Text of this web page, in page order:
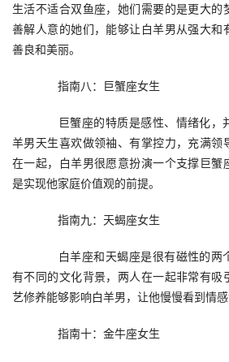
生活不适合双鱼座，她们需要的是更大的
善解人意的她们，能够让白羊男从强大和
善良和美丽。
指南八：巨蟹座女生
巨蟹座的特质是感性、情绪化，
羊男天生喜欢做领袖、有掌控力，充满领
在一起，白羊男很愿意扮演一个支撑巨蟹
是实现他家庭价值观的前提。
指南九：天蝎座女生
白羊座和天蝎座是很有磁性的两
有不同的文化背景，两人在一起非常有吸
艺修养能够影响白羊男，让他慢慢看到情感
指南十：金牛座女生